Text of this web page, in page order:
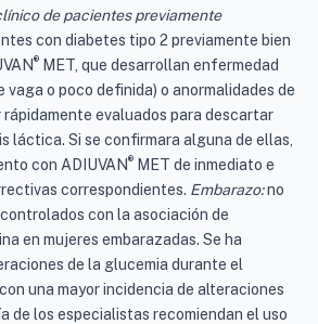
de pacientes previamente
con diabetes tipo 2 previamente bien
® MET, que desarrollan enfermedad
o poco definida) o anormalidades de
rápidamente evaluados para descartar
láctica. Si se confirmara alguna de ellas,
con ADIUVAN® MET de inmediato e
correspondientes. Embarazo:no
con la asociación de
en mujeres embarazadas. Se ha
de la glucemia durante el
una mayor incidencia de alteraciones
de los especialistas recomiendan el uso